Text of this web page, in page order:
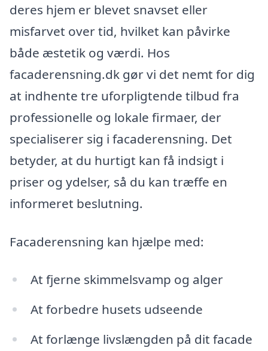
deres hjem er blevet snavset eller
misfarvet over tid, hvilket kan påvirke
både æstetik og værdi. Hos
facaderensning.dk gør vi det nemt for dig
at indhente tre uforpligtende tilbud fra
professionelle og lokale firmaer, der
specialiserer sig i facaderensning. Det
betyder, at du hurtigt kan få indsigt i
priser og ydelser, så du kan træffe en
informeret beslutning.
Facaderensning kan hjælpe med:
At fjerne skimmelsvamp og alger
At forbedre husets udseende
At forlænge livslængden på dit facade